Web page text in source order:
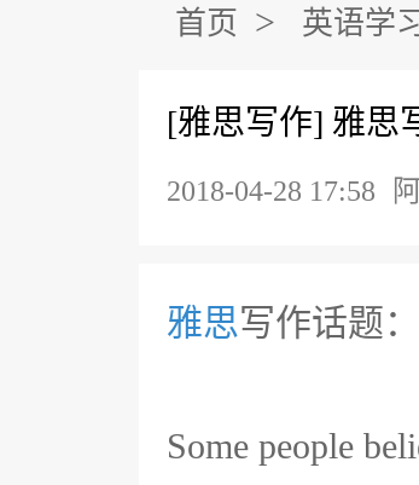
首页 > 英语学
[雅思写作] 雅思
2018-04-28 17:58
雅思写作话题：
Some people